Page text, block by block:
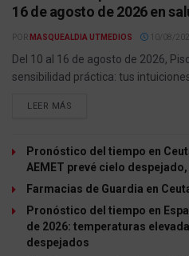
16 de agosto de 2026 en
POR MASQUEALDIA UTMEDIOS 10/08/
Del 10 al 16 de agosto de 2026,
sensibilidad práctica: tus
LEER MÁS
Pronóstico del tiempo en
AEMET prevé cielo
Farmacias de Guardia en
Pronóstico del tiempo en
de 2026: temperaturas
despejados